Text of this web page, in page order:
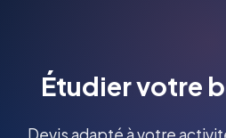
Étudier votre